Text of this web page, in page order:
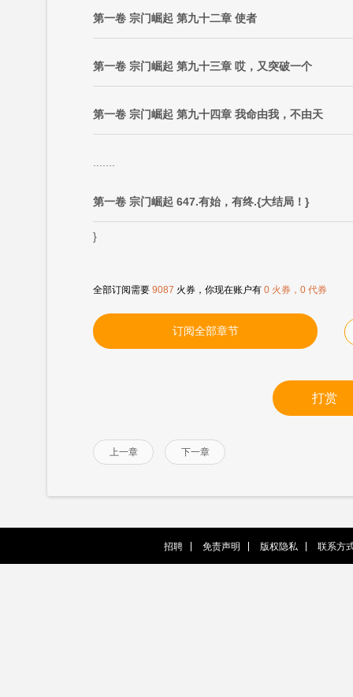
第一卷 宗门崛起 第九十二章 使者
第一卷 宗门崛起 第九十三章 哎，又突破一个
第一卷 宗门崛起 第九十四章 我命由我，不由天
第一卷 宗门崛起 647.有始，有终.{大结局！}
}
全部订阅需要 9087 火券，你现在账户有 0 火券，0 代券
订阅全部章节
打赏
上一章 下一章
招聘 免责声明 版权隐私 联系方